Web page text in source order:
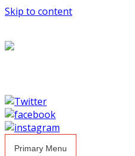
Skip to content
Primary Menu